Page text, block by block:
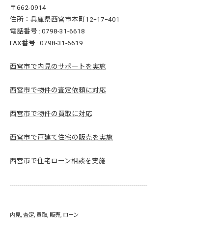
〒662-0914
住所：兵庫県西宮市本町12ｰ17ｰ401
電話番号 : 0798-31-6618
FAX番号 : 0798-31-6619
西宮市で内見のサポートを実施
西宮市で物件の査定依頼に対応
西宮市で物件の買取に対応
西宮市で戸建て住宅の販売を実施
西宮市で住宅ローン相談を実施
----------------------------------------------------------------------
内見 査定 買取 販売 ローン